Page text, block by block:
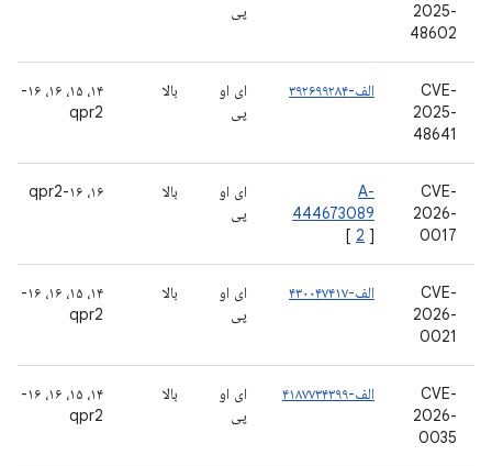
2025-
48602
پی
CVE-
2025-
48641
الف-۳۹۲۶۹۹۲۸۴
ای او
پی
بالا
۱۴، ۱۵، ۱۶، ۱۶-
qpr2
CVE-
2026-
0017
A-
444673089
[ 2 ]
ای او
پی
بالا ۱۶، ۱۶-qpr2
CVE-
2026-
0021
الف-۴۳۰۰۴۷۴۱۷
ای او
پی
بالا
۱۴، ۱۵، ۱۶، ۱۶-
qpr2
CVE-
2026-
0035
الف-۴۱۸۷۷۳۴۳۹۹
ای او
پی
بالا
۱۴، ۱۵، ۱۶، ۱۶-
qpr2